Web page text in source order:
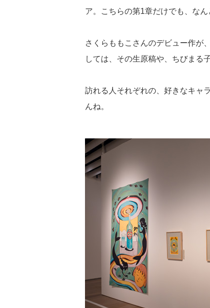
ア。こちらの第1章だけでも、な
さくらももこさんのデビュー作が
しては、その生原稿や、ちびまる
訪れる人それぞれの、好きなキャ
んね。